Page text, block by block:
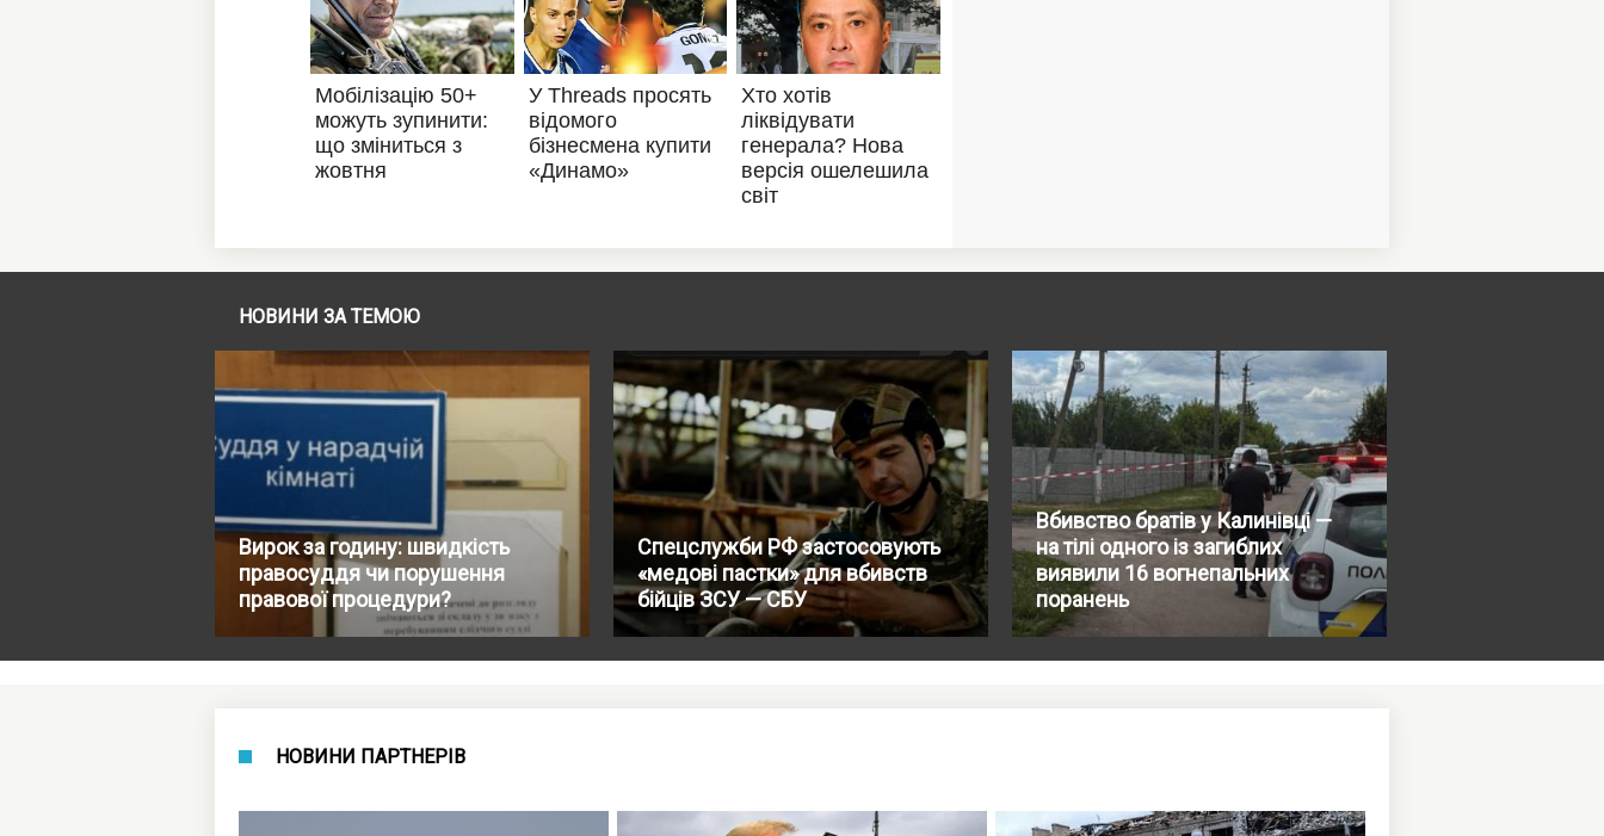
НОВИНИ ЗА ТЕМОЮ
Вирок за годину: швидкість
правосуддя чи порушення
правової процедури?
Спецслужби РФ застосовують
«медові пастки» для вбивств
бійців ЗСУ — СБУ
Вбивство братів у Калинівці —
на тілі одного із загиблих
виявили 16 вогнепальних
поранень
НОВИНИ ПАРТНЕРІВ